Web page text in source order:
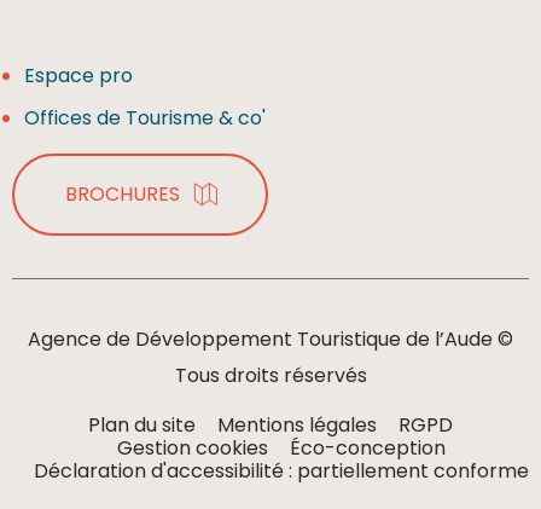
Espace pro
Offices de Tourisme & co'
BROCHURES
Agence de Développement Touristique de l’Aude ©
Tous droits réservés
Plan du site
Mentions légales
RGPD
Gestion cookies
Éco-conception
Déclaration d'accessibilité : partiellement conforme